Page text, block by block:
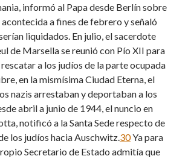
informó al Papa desde Berlín sobre
a fines de febrero y señaló
liquidados. En julio, el sacerdote
de Marsella se reunió con Pío XII para
a los judíos de la parte ocupada
en la mismísima Ciudad Eterna, el
nazis arrestaban y deportaban a los
abril a junio de 1944, el nuncio en
notificó a la Santa Sede respecto de
los judíos hacia Auschwitz. 30Ya para
Secretario de Estado admitía que